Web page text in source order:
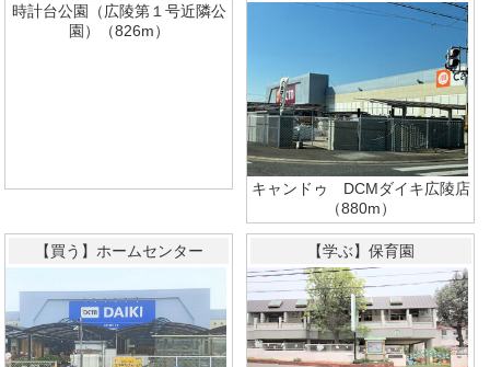
時計台公園（広陵第１号近隣公
園）（826m）
キャンドゥ DCMダイキ広陵店
（880m）
【買う】ホームセンター 【学ぶ】保育園